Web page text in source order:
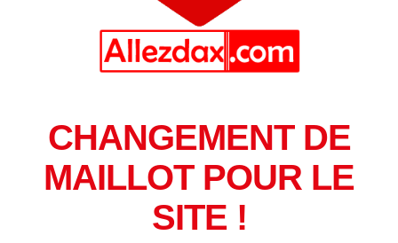
CHANGEMENT DE
MAILLOT POUR LE
SITE !